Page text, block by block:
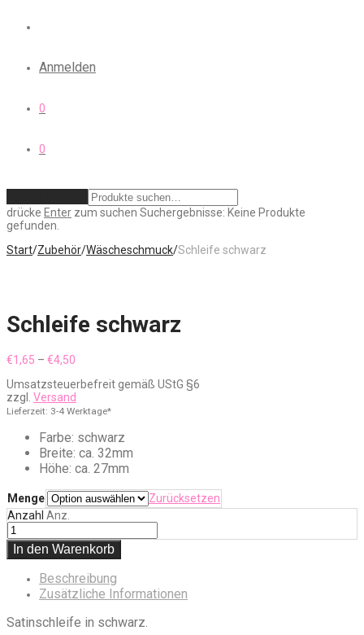
Anmelden
0
0
drücke Enter zum suchen Suchergebnisse: Keine Produkte
gefunden.
Start/Zubehör/Wäscheschmuck/Schleife schwarz
Schleife schwarz
€1,65 – €4,50
bis
Umsatzsteuerbefreit gemäß UStG §6
zzgl. Versand
Lieferzeit: 3-4 Werktage*
Farbe: schwarz
Breite: ca. 32mm
Höhe: ca. 27mm
Menge
Zurücksetzen
Anzahl Anz.
In den Warenkorb
Beschreibung
Zusätzliche Informationen
Satinschleife in schwarz.